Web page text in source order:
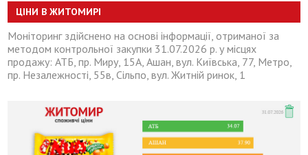
ЦІНИ В ЖИТОМИРІ
Моніторинг здійснено на основі інформації, отриманої за
методом контрольної закупки 31.07.2026 р. у місцях
продажу: АТБ, пр. Миру, 15А, Ашан, вул. Київська, 77, Метро,
пр. Незалежності, 55в, Сільпо, вул. Житній ринок, 1